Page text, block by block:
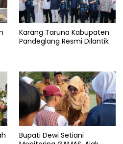
Karang Taruna Kabupaten
Pandeglang Resmi Dilantik
Bupati Dewi Setiani